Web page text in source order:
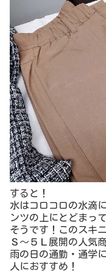
すると！
水はコロコロの水滴
ンツの上にとどまって
そうです！このスキ
Ｓ～５Ｌ展開の人気
雨の日の通勤・通学
人におすすめ！